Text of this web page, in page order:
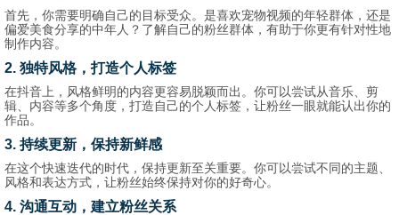
首先，你需要明确自己的目标受众。是喜欢宠物视频的年轻群体，还是
偏爱美食分享的中年人？了解自己的粉丝群体，有助于你更有针对性地
制作内容。
2. 独特风格，打造个人标签
在抖音上，风格鲜明的内容更容易脱颖而出。你可以尝试从音乐、剪
辑、内容等多个角度，打造自己的个人标签，让粉丝一眼就能认出你的
作品。
3. 持续更新，保持新鲜感
在这个快速迭代的时代，保持更新至关重要。你可以尝试不同的主题、
风格和表达方式，让粉丝始终保持对你的好奇心。
4. 沟通互动，建立粉丝关系